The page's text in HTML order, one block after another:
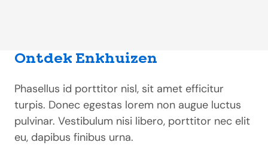
Ontdek Enkhuizen
Phasellus id porttitor nisl, sit amet efficitur
turpis. Donec egestas lorem non augue luctus
pulvinar. Vestibulum nisi libero, porttitor nec elit
eu, dapibus finibus urna.